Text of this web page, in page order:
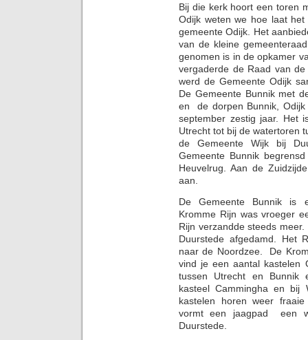
Bij die kerk hoort een toren
Odijk weten we hoe laat
gemeente Odijk. Het
van de kleine
genomen is in de opkamer
vergaderde de Raad van
werd de Gemeente Odijk
De Gemeente Bunnik met
en de dorpen Bunnik,
september zestig jaar. Het
Utrecht tot bij de watertoren
de Gemeente Wijk bij
Gemeente Bunnik
Heuvelrug. Aan de
aan.
De Gemeente Bunnik is
Kromme Rijn was vroeger
Rijn verzandde steeds
Duurstede afgedamd. Het
naar de Noordzee. De
vind je een aantal kastelen
tussen Utrecht en Bunnik
kasteel Cammingha en bij
kastelen horen weer
vormt een jaagpad een
Duurstede.